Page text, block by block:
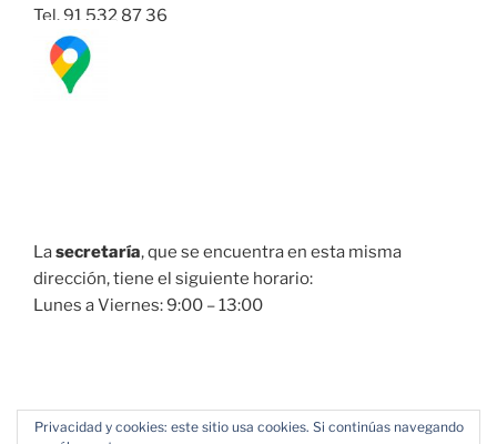
Tel. 91 532 87 36
Lasecretaría, que se encuentra en esta misma
dirección, tiene el siguiente horario:
Lunes a Viernes: 9:00 – 13:00
Privacidad y cookies: este sitio usa cookies. Si continúas navegando